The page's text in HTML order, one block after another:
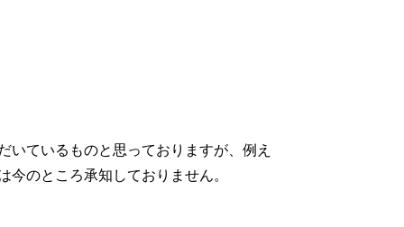
いているものと思っておりますが、例え
のところ承知しておりません。